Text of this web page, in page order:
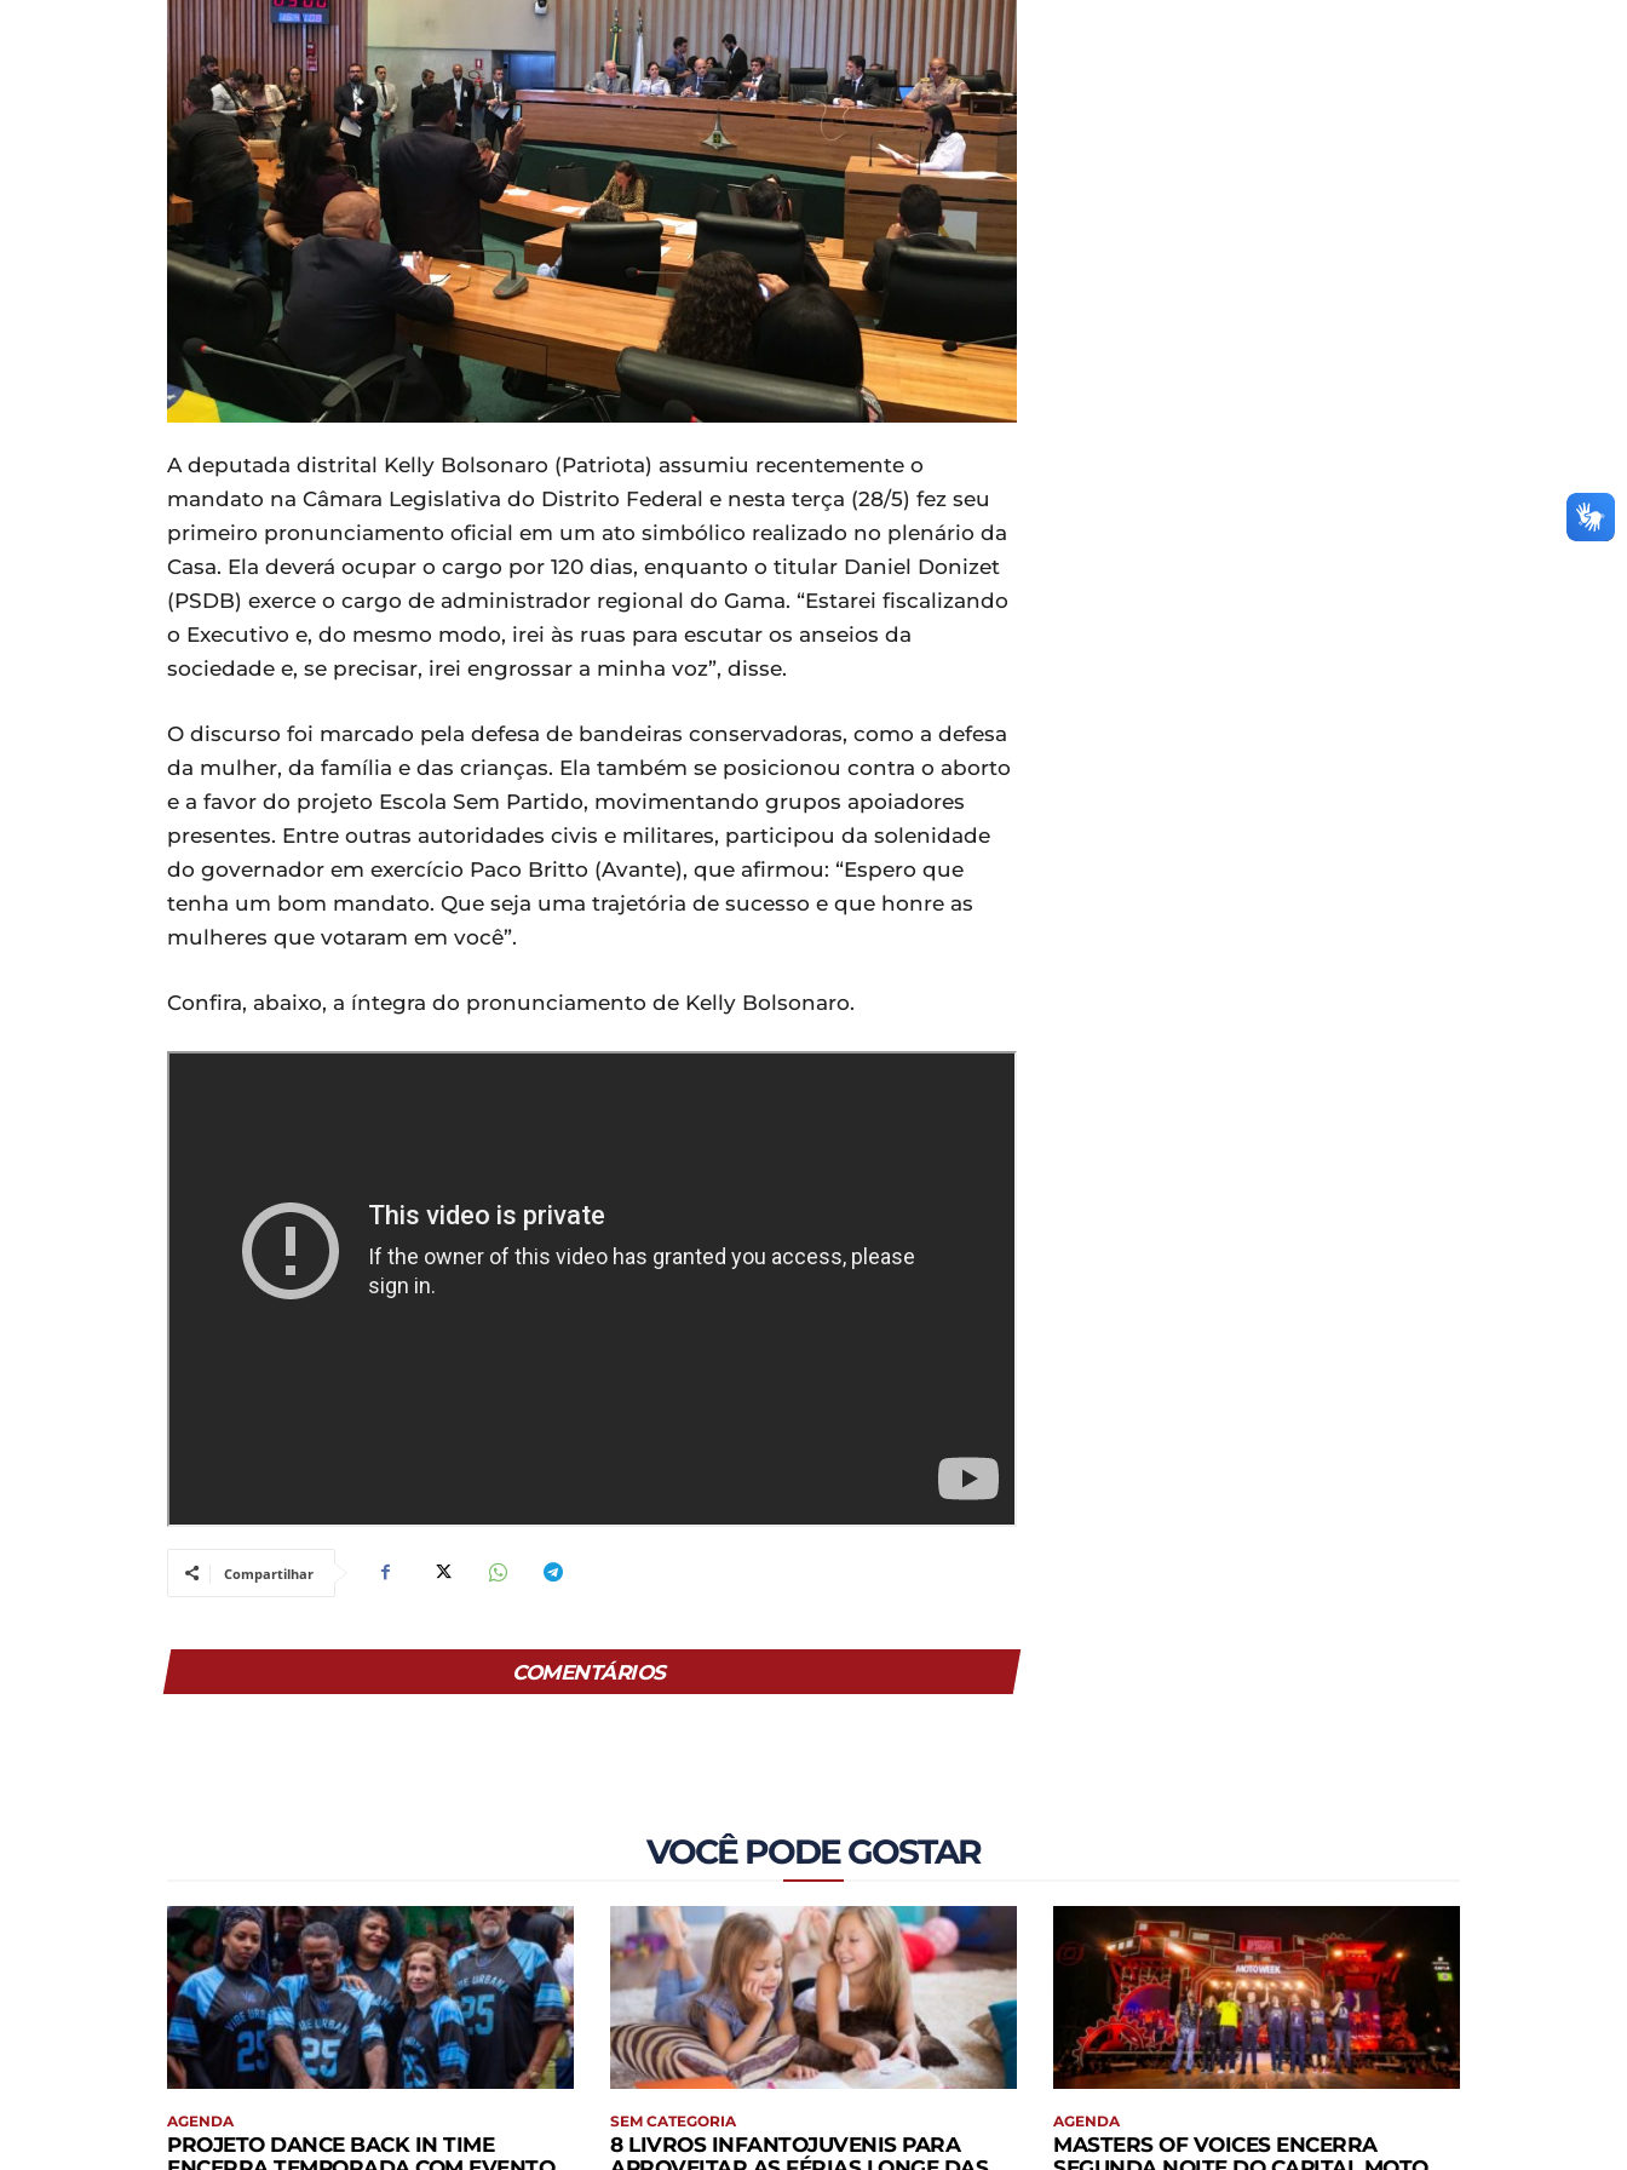
A deputada distrital Kelly Bolsonaro (Patriota) assumiu recentemente o
mandato na Câmara Legislativa do Distrito Federal e nesta terça (28/5) fez seu
primeiro pronunciamento oficial em um ato simbólico realizado no plenário da
Casa. Ela deverá ocupar o cargo por 120 dias, enquanto o titular Daniel Donizet
(PSDB) exerce o cargo de administrador regional do Gama. “Estarei fiscalizando
o Executivo e, do mesmo modo, irei às ruas para escutar os anseios da
sociedade e, se precisar, irei engrossar a minha voz”, disse.
O discurso foi marcado pela defesa de bandeiras conservadoras, como a defesa
da mulher, da família e das crianças. Ela também se posicionou contra o aborto
e a favor do projeto Escola Sem Partido, movimentando grupos apoiadores
presentes. Entre outras autoridades civis e militares, participou da solenidade
do governador em exercício Paco Britto (Avante), que afirmou: “Espero que
tenha um bom mandato. Que seja uma trajetória de sucesso e que honre as
mulheres que votaram em você”.
Confira, abaixo, a íntegra do pronunciamento de Kelly Bolsonaro.
Compartilhar
COMENTÁRIOS
VOCÊ PODE GOSTAR
AGENDA
PROJETO DANCE BACK IN TIME
SEM CATEGORIA
8 LIVROS INFANTOJUVENIS PARA
AGENDA
MASTERS OF VOICES ENCERRA